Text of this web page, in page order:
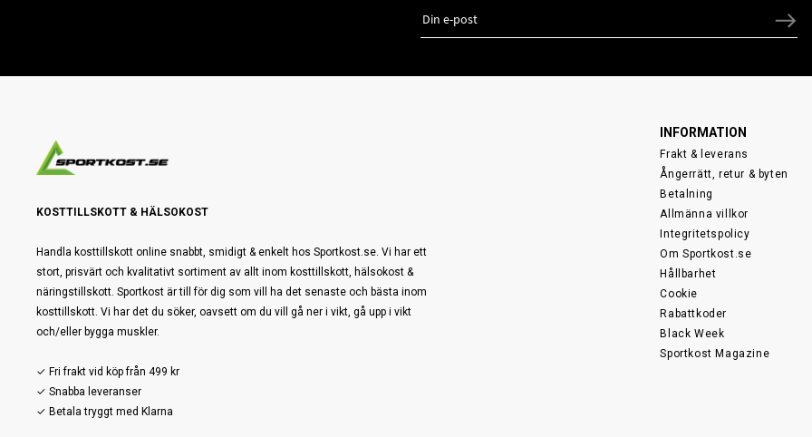
KOSTTILLSKOTT & HÄLSOKOST
Handla kosttillskott online snabbt, smidigt & enkelt hos Sportkost.se. Vi har ett
stort, prisvärt och kvalitativt sortiment av allt inom kosttillskott, hälsokost &
näringstillskott. Sportkost är till för dig som vill ha det senaste och bästa inom
kosttillskott. Vi har det du söker, oavsett om du vill gå ner i vikt, gå upp i vikt
och/eller bygga muskler.
✓ Fri frakt vid köp från 499 kr
✓ Snabba leveranser
✓ Betala tryggt med Klarna
INFORMATION
Frakt & leverans
Ångerrätt, retur & byten
Betalning
Allmänna villkor
Integritetspolicy
Om Sportkost.se
Hållbarhet
Cookie
Rabattkoder
Black Week
Sportkost Magazine